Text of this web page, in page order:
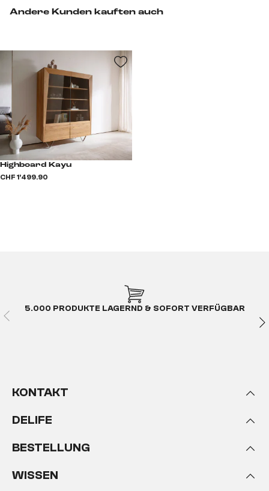
Andere Kunden kauften auch
Highboard Kayu
CHF 1’499.90
5.000 PRODUKTE LAGERND & SOFORT VERFÜGBAR
KONTAKT
DELIFE
BESTELLUNG
WISSEN